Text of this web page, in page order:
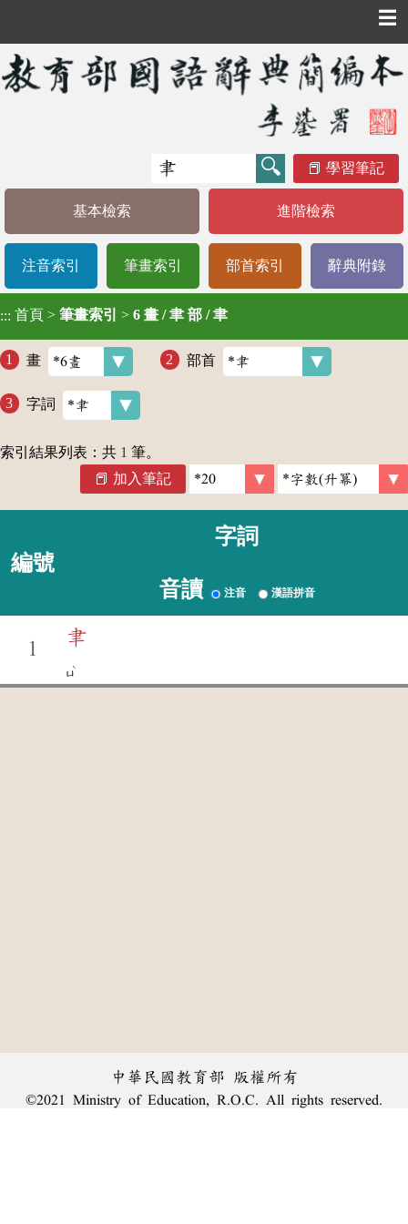
☰
學習筆記
基本檢索 進階檢索
注音索引 筆畫索引 部首索引 辭典附錄
::: 首頁 > 筆畫索引 > 6 畫 / 聿 部 / 聿
畫 部首
字詞
索引結果列表：共 1 筆。
加入筆記
編號
字詞
音讀 注音 漢語拼音
1
聿
ㄩ
ˋ
中華民國教育部 版權所有
©2021 Ministry of Education, R.O.C. All rights reserved.